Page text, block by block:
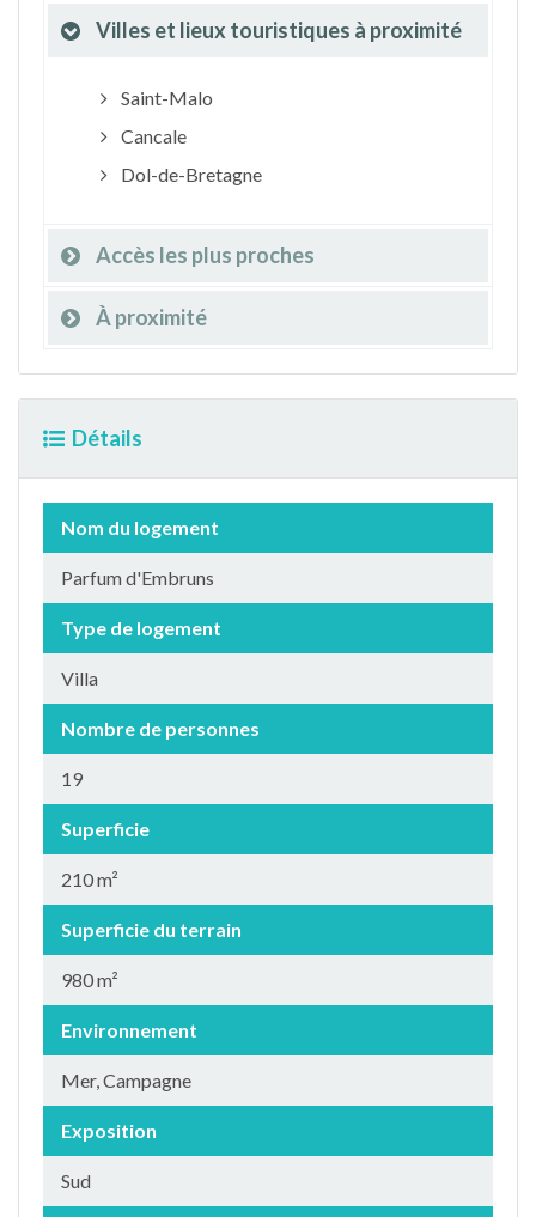
Villes et lieux touristiques à proximité
Saint-Malo
Cancale
Dol-de-Bretagne
Accès les plus proches
À proximité
Détails
Nom du logement
Parfum d'Embruns
Type de logement
Villa
Nombre de personnes
19
Superficie
210 m²
Superficie du terrain
980 m²
Environnement
Mer, Campagne
Exposition
Sud